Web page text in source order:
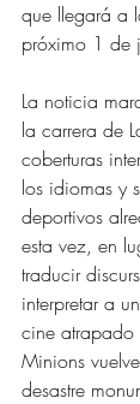
que llegará a
próximo 1 de
La noticia
la carrera de
coberturas
los idiomas y
deportivos
esta vez, en
traducir
interpretar a
cine atrapado
Minions
desastre